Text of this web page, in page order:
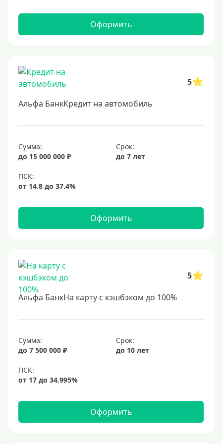
Военнослужащим
Для бюджетников и госслужащих
Для зарплатных клиентов
Без прописки
Без стажа работы
Пенсионерам
До 75 лет
До 85 лет
Студентам
С 18 лет
С 21 года
С 22 лет
С 23 лет
В декрете
Оформить
5
Альфа БанкКредит на автомобиль
Сумма:
до 15 000 000 ₽
Срок:
до 7 лет
Оформить
5
Альфа БанкНа карту с кэшбэком до 100%
Сумма:
до 7 500 000 ₽
Срок:
до 10 лет
Оформить